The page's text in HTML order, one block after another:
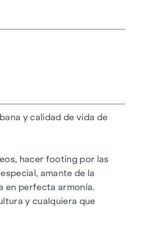
y calidad de vida de
hacer footing por las
amante de la
en perfecta armonía.
y cualquiera que